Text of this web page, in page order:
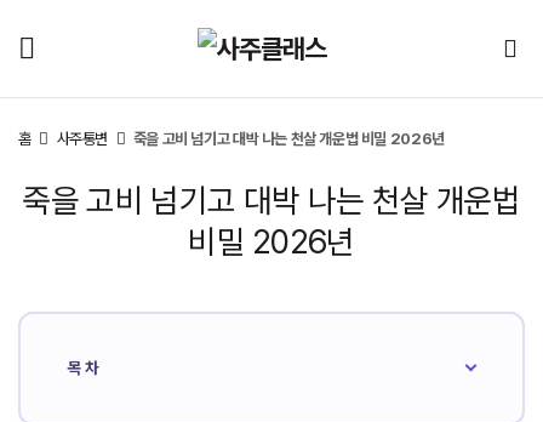
홈 사주통변 죽을 고비 넘기고 대박 나는 천살 개운법 비밀 2026년
죽을 고비 넘기고 대박 나는 천살 개운법
비밀 2026년
목차